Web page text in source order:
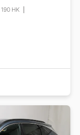
190 HK